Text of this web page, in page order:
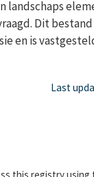
landschaps
Dit bestand
en is
Last